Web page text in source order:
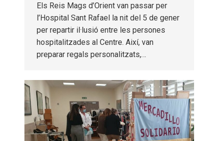
Els Reis Mags d’Orient van passar per
l’Hospital Sant Rafael la nit del 5 de gener
per repartir il·lusió entre les persones
hospitalitzades al Centre. Així, van
preparar regals personalitzats,…